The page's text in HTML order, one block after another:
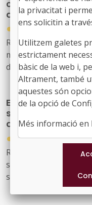
convocatòria de
de música d'alt
●
Resolució CLT/2702/
modifica la dotació de
de subvencions, en
festivals de música
914637)
El Govern de
socials urgents
afectades pels
●
30/07/2026
Reial decret llei 20/
s’estableixen
social davant els
la privacitat i
ens solicitin a
Utilitzem galetes
estrictament
bàsic de la web i,
Altrament, també
aquestes són
de la opció de
Més informació en